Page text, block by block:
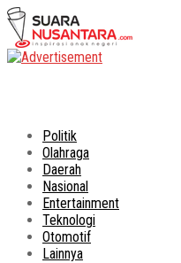
Politik
Olahraga
Daerah
Nasional
Entertainment
Teknologi
Otomotif
Lainnya